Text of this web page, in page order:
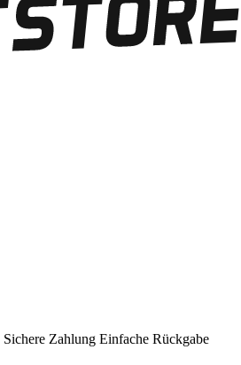
Sichere Zahlung Einfache Rückgabe